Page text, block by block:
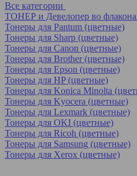
Все категории
ТОНЕР и Девелопер во
Тонеры для Pantum (цветные)
Тонеры для Sharp (цветные)
Тонеры для Canon (цветные)
Тонеры для Brother (цветные)
Тонеры для Epson (цветные)
Тонеры для HP (цветные)
Тонеры для Konica Minolta
Тонеры для Kyocera (цветные)
Тонеры для Lexmark (цветные)
Тонеры для OKI (цветные)
Тонеры для Ricoh (цветные)
Тонеры для Samsung (цветные)
Тонеры для Xerox (цветные)